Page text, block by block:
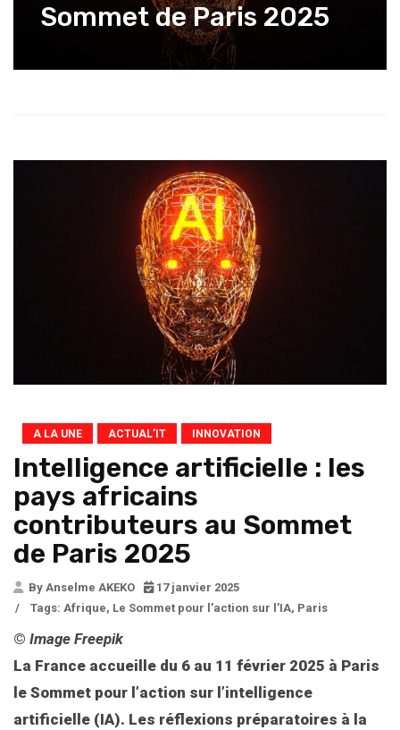
Sommet de Paris 2025
A LA UNE ACTUAL’IT INNOVATION
Intelligence artificielle : les
pays africains
contributeurs au Sommet
de Paris 2025
By Anselme AKEKO
17 janvier 2025
/
Tags: Afrique, Le Sommet pour l’action sur l’IA, Paris
© Image Freepik
La France accueille du 6 au 11 février 2025 à Paris
le Sommet pour l’action sur l’intelligence
artificielle (IA). Les réflexions préparatoires à la